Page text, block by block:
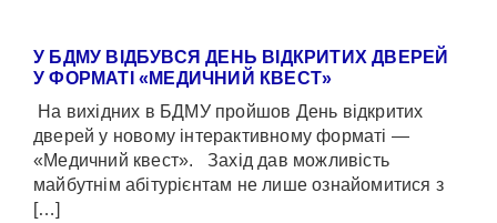
У БДМУ ВІДБУВСЯ ДЕНЬ ВІДКРИТИХ ДВЕРЕЙ
У ФОРМАТІ «МЕДИЧНИЙ КВЕСТ»
На вихідних в БДМУ пройшов День відкритих
дверей у новому інтерактивному форматі —
«Медичний квест». Захід дав можливість
майбутнім абітурієнтам не лише ознайомитися з
[…]